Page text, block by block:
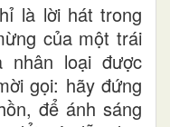
là lời hát trong
của một trái
nhân loại được
gọi: hãy đứng
để ánh sáng